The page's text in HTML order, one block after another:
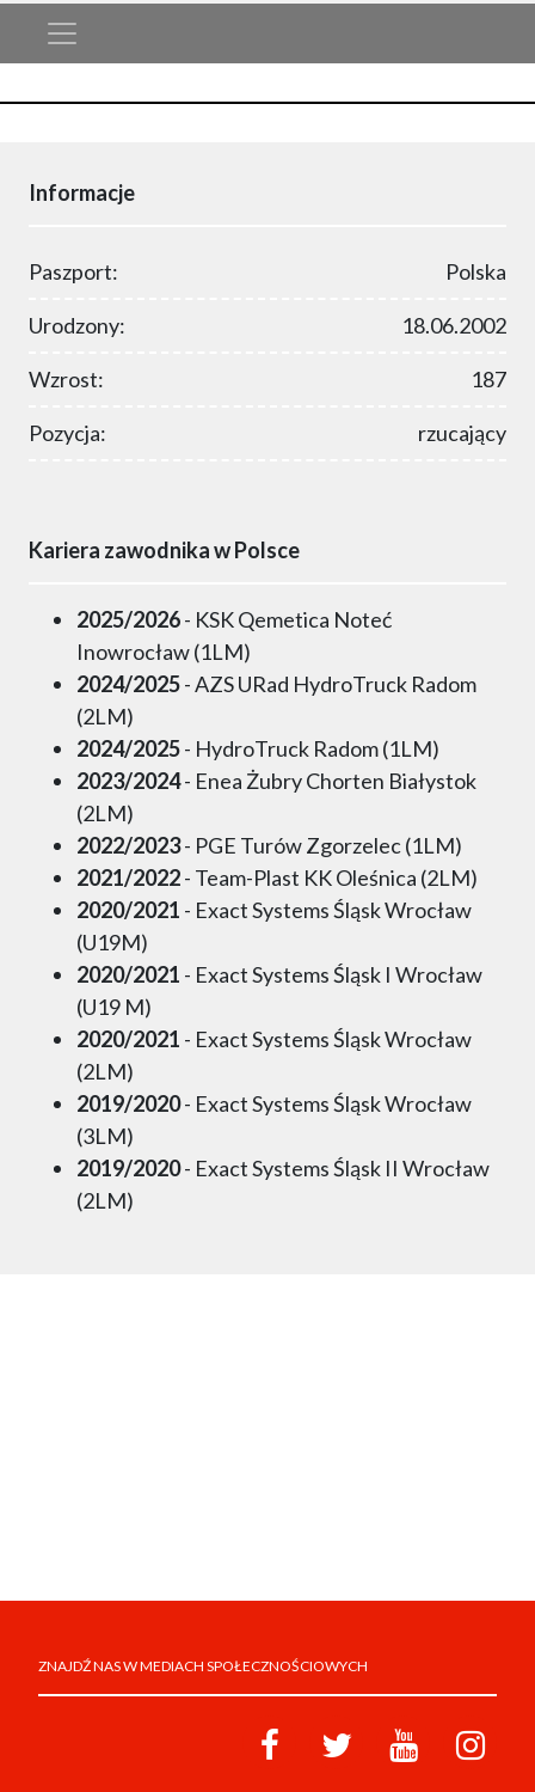
Informacje
Paszport: Polska
Urodzony: 18.06.2002
Wzrost: 187
Pozycja: rzucający
Kariera zawodnika w Polsce
2025/2026- KSK Qemetica Noteć
Inowrocław (1LM)
2024/2025- AZS URad HydroTruck Radom
(2LM)
2024/2025- HydroTruck Radom (1LM)
2023/2024- Enea Żubry Chorten Białystok
(2LM)
2022/2023- PGE Turów Zgorzelec (1LM)
2021/2022- Team-Plast KK Oleśnica (2LM)
2020/2021 - Exact Systems Śląsk Wrocław
(U19M)
2020/2021 - Exact Systems Śląsk I Wrocław
(U19 M)
2020/2021 - Exact Systems Śląsk Wrocław
(2LM)
2019/2020- Exact Systems Śląsk Wrocław
(3LM)
2019/2020- Exact Systems Śląsk II Wrocław
(2LM)
ZNAJDŹ NAS W MEDIACH SPOŁECZNOŚCIOWYCH